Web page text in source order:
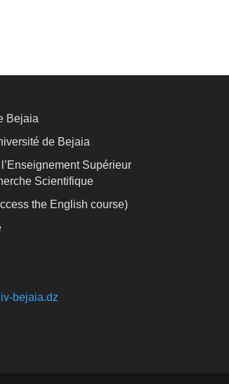
Bejaia
de Bejaia
Supérieur
Scientifique
the English course)
bejaia.dz